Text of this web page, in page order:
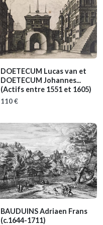
DOETECUM Lucas van et
DOETECUM Johannes...
(Actifs entre 1551 et 1605)
110 €
BAUDUINS Adriaen Frans
(c.1644-1711)